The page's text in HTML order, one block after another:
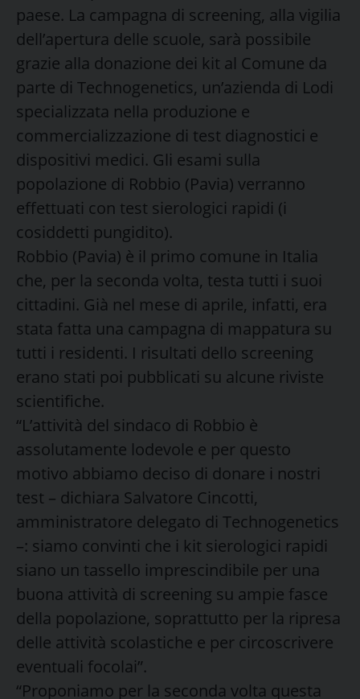
paese. La campagna di screening, alla vigilia
dell’apertura delle scuole, sarà possibile
grazie alla donazione dei kit al Comune da
parte di Technogenetics, un’azienda di Lodi
specializzata nella produzione e
commercializzazione di test diagnostici e
dispositivi medici. Gli esami sulla
popolazione di Robbio (Pavia) verranno
effettuati con test sierologici rapidi (i
cosiddetti pungidito).
Robbio (Pavia) è il primo comune in Italia
che, per la seconda volta, testa tutti i suoi
cittadini. Già nel mese di aprile, infatti, era
stata fatta una campagna di mappatura su
tutti i residenti. I risultati dello screening
erano stati poi pubblicati su alcune riviste
scientifiche.
“L’attività del sindaco di Robbio è
assolutamente lodevole e per questo
motivo abbiamo deciso di donare i nostri
test – dichiara Salvatore Cincotti,
amministratore delegato di Technogenetics
–: siamo convinti che i kit sierologici rapidi
siano un tassello imprescindibile per una
buona attività di screening su ampie fasce
della popolazione, soprattutto per la ripresa
delle attività scolastiche e per circoscrivere
eventuali focolai”.
“Proponiamo per la seconda volta questa